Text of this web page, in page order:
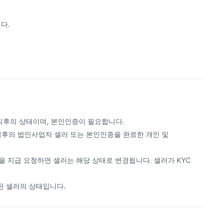
.
의 상태이며, 본인인증이 필요합니다.
의 법인사업자 셀러 또는 본인인증을 완료한 개인 및
지급 요청하면 셀러는 해당 상태로 변경됩니다. 셀러가 KYC
셀러의 상태입니다.